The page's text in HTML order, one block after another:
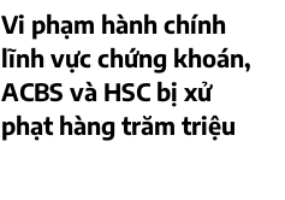
Vi phạm hành chính
lĩnh vực chứng khoán,
ACBS và HSC bị xử
phạt hàng trăm triệu